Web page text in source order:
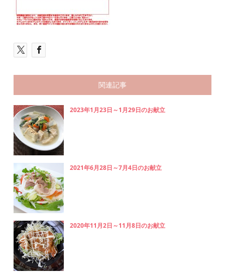
関連記事
2023年1月23日～1月29日のお献立
2021年6月28日～7月4日のお献立
2020年11月2日～11月8日のお献立